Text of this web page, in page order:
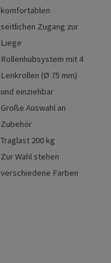
komfortablen
seitlichen Zugang zur
Liege
Rollenhubsystem mit 4
Lenkrollen (Ø 75 mm)
und einziehbar
Große Auswahl an
Zubehör
Traglast 200 kg
Zur Wahl stehen
verschiedene Farben